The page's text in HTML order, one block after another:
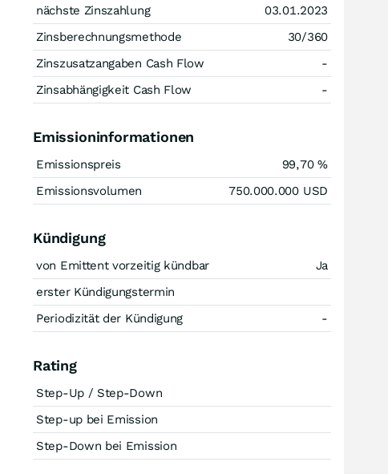
nächste Zinszahlung
03.01.2023
Zinsberechnungsmethode
30/360
Zinszusatzangaben Cash Flow
-
Zinsabhängigkeit Cash Flow
-
Emissioninformationen
Emissionspreis 99,70 %
Emissionsvolumen
750.000.000 USD
Kündigung
von Emittent vorzeitig kündbar
Ja
erster Kündigungstermin
Periodizität der Kündigung
-
Rating
Step-Up / Step-Down
Step-up bei Emission
Step-Down bei Emission